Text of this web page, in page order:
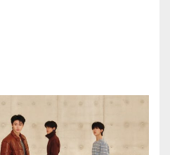
四)收涨12月合